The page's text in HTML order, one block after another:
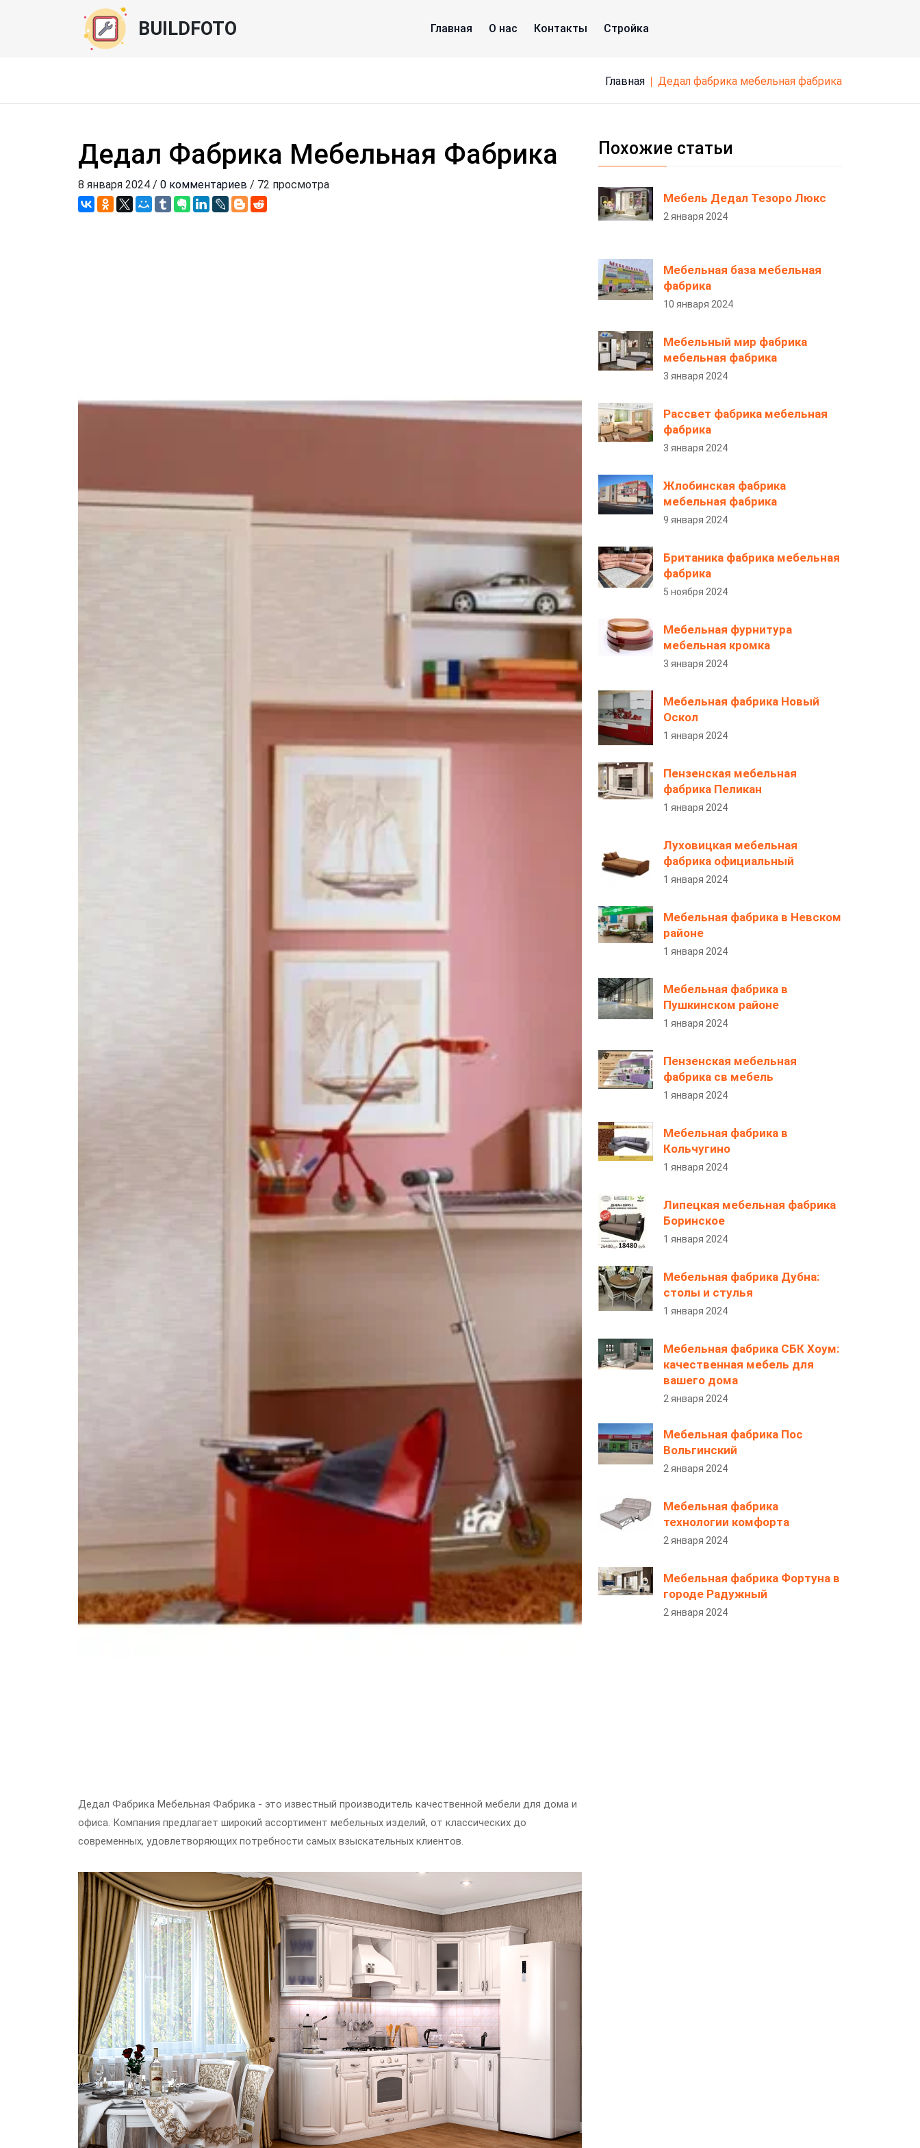
BUILDFOTO Главная О нас Контакты Стройка
Главная дедал фабрика мебельная фабрика
Дедал Фабрика Мебельная Фабрика
8 января 2024 / 0 комментариев / 72 просмотра
Дедал Фабрика Мебельная Фабрика - это известный производитель качественной мебели для дома и
офиса. Компания предлагает широкий ассортимент мебельных изделий, от классических до
современных, удовлетворяющих потребности самых взыскательных клиентов.
Похожие статьи
Мебель Дедал Тезоро Люкс
2 января 2024
Мебельная база мебельная
фабрика
10 января 2024
Мебельный мир фабрика
мебельная фабрика
3 января 2024
Рассвет фабрика мебельная
фабрика
3 января 2024
Жлобинская фабрика
мебельная фабрика
9 января 2024
Британика фабрика мебельная
фабрика
5 ноября 2024
Мебельная фурнитура
мебельная кромка
3 января 2024
Мебельная фабрика Новый
Оскол
1 января 2024
Пензенская мебельная
фабрика Пеликан
1 января 2024
Луховицкая мебельная
фабрика официальный
1 января 2024
Мебельная фабрика в Невском
районе
1 января 2024
Мебельная фабрика в
Пушкинском районе
1 января 2024
Пензенская мебельная
фабрика св мебель
1 января 2024
Мебельная фабрика в
Кольчугино
1 января 2024
Липецкая мебельная фабрика
Боринское
1 января 2024
Мебельная фабрика Дубна:
столы и стулья
1 января 2024
Мебельная фабрика СБК Хоум:
качественная мебель для
вашего дома
2 января 2024
Мебельная фабрика Пос
Вольгинский
2 января 2024
Мебельная фабрика
технологии комфорта
2 января 2024
Мебельная фабрика Фортуна в
городе Радужный
2 января 2024